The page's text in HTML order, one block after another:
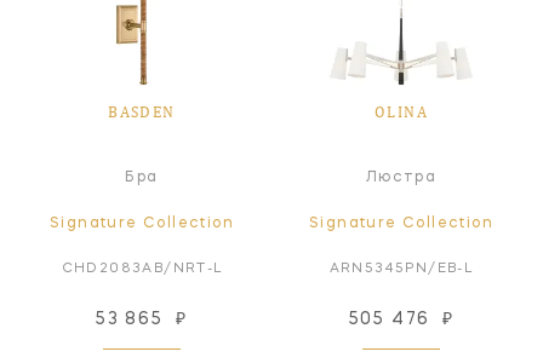
BASDEN
Бра
Signature Collection
CHD2083AB/NRT-L
53 865 ₽
OLINA
Люстра
Signature Collection
ARN5345PN/EB-L
505 476 ₽